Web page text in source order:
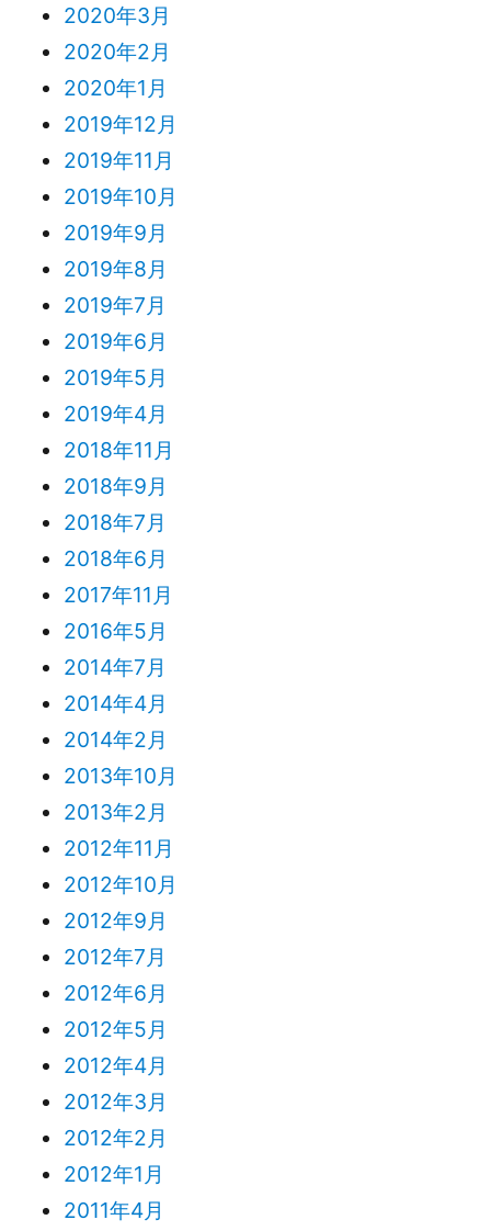
2020年3月
2020年2月
2020年1月
2019年12月
2019年11月
2019年10月
2019年9月
2019年8月
2019年7月
2019年6月
2019年5月
2019年4月
2018年11月
2018年9月
2018年7月
2018年6月
2017年11月
2016年5月
2014年7月
2014年4月
2014年2月
2013年10月
2013年2月
2012年11月
2012年10月
2012年9月
2012年7月
2012年6月
2012年5月
2012年4月
2012年3月
2012年2月
2012年1月
2011年4月